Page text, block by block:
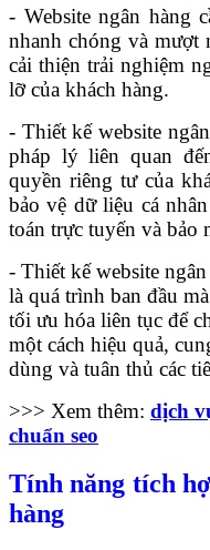
- Website ngân hàng
nhanh chóng và mượt
cải thiện trải nghiệm
lỡ của khách hàng.
- Thiết kế website
pháp lý liên quan
quyền riêng tư của
bảo vệ dữ liệu cá
toán trực tuyến và bảo
- Thiết kế website
là quá trình ban đầu
tối ưu hóa liên tục để
một cách hiệu quả,
dùng và tuân thủ các
>>> Xem thêm: dịch
chuẩn seo
Tính năng tích
hàng